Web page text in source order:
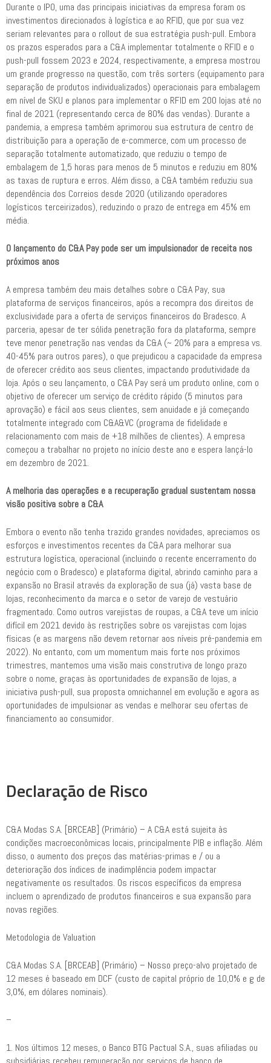
Durante o IPO, uma das principais iniciativas da empresa foram os
investimentos direcionados à logística e ao RFID, que por sua vez
seriam relevantes para o rollout de sua estratégia push-pull. Embora
os prazos esperados para a C&A implementar totalmente o RFID e o
push-pull fossem 2023 e 2024, respectivamente, a empresa mostrou
um grande progresso na questão, com três sorters (equipamento para
separação de produtos individualizados) operacionais para embalagem
em nível de SKU e planos para implementar o RFID em 200 lojas até no
final de 2021 (representando cerca de 80% das vendas). Durante a
pandemia, a empresa também aprimorou sua estrutura de centro de
distribuição para a operação de e-commerce, com um processo de
separação totalmente automatizado, que reduziu o tempo de
embalagem de 1,5 horas para menos de 5 minutos e reduziu em 80%
as taxas de ruptura e erros. Além disso, a C&A também reduziu sua
dependência dos Correios desde 2020 (utilizando operadores
logísticos terceirizados), reduzindo o prazo de entrega em 45% em
média.
O lançamento do C&A Pay pode ser um impulsionador de receita nos
próximos anos
A empresa também deu mais detalhes sobre o C&A Pay, sua
plataforma de serviços financeiros, após a recompra dos direitos de
exclusividade para a oferta de serviços financeiros do Bradesco. A
parceria, apesar de ter sólida penetração fora da plataforma, sempre
teve menor penetração nas vendas da C&A (~ 20% para a empresa vs.
40-45% para outros pares), o que prejudicou a capacidade da empresa
de oferecer crédito aos seus clientes, impactando produtividade da
loja. Após o seu lançamento, o C&A Pay será um produto online, com o
objetivo de oferecer um serviço de crédito rápido (5 minutos para
aprovação) e fácil aos seus clientes, sem anuidade e já começando
totalmente integrado com C&A&VC (programa de fidelidade e
relacionamento com mais de +18 milhões de clientes). A empresa
começou a trabalhar no projeto no início deste ano e espera lançá-lo
em dezembro de 2021.
A melhoria das operações e a recuperação gradual sustentam nossa
visão positiva sobre a C&A
Embora o evento não tenha trazido grandes novidades, apreciamos os
esforços e investimentos recentes da C&A para melhorar sua
estrutura logística, operacional (incluindo o recente encerramento do
negócio com o Bradesco) e plataforma digital, abrindo caminho para a
expansão no Brasil através da exploração de sua (já) vasta base de
lojas, reconhecimento da marca e o setor de varejo de vestuário
fragmentado. Como outros varejistas de roupas, a C&A teve um início
difícil em 2021 devido às restrições sobre os varejistas com lojas
físicas (e as margens não devem retornar aos níveis pré-pandemia em
2022). No entanto, com um momentum mais forte nos próximos
trimestres, mantemos uma visão mais construtiva de longo prazo
sobre o nome, graças às oportunidades de expansão de lojas, a
iniciativa push-pull, sua proposta omnichannel em evolução e agora as
oportunidades de impulsionar as vendas e melhorar seu ofertas de
financiamento ao consumidor.
Declaração de Risco
C&A Modas S.A. [BRCEAB] (Primário) – A C&A está sujeita às
condições macroeconômicas locais, principalmente PIB e inflação. Além
disso, o aumento dos preços das matérias-primas e / ou a
deterioração dos índices de inadimplência podem impactar
negativamente os resultados. Os riscos específicos da empresa
incluem o aprendizado de produtos financeiros e sua expansão para
novas regiões.
Metodologia de Valuation
C&A Modas S.A. [BRCEAB] (Primário) – Nosso preço-alvo projetado de
12 meses é baseado em DCF (custo de capital próprio de 10,0% e g de
3,0%, em dólares nominais).
–
1. Nos últimos 12 meses, o Banco BTG Pactual S.A., suas afiliadas ou